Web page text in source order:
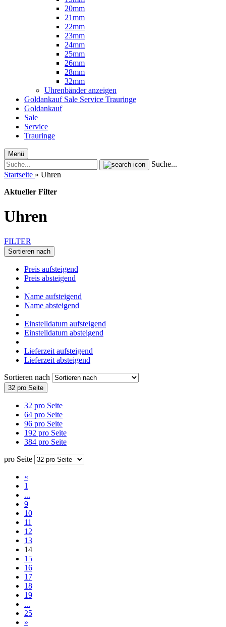
20mm
21mm
22mm
23mm
24mm
25mm
26mm
28mm
32mm
Uhrenbänder anzeigen
Goldankauf Sale Service Trauringe
Goldankauf
Sale
Service
Trauringe
Menü
Suche...
Startseite » Uhren
Aktueller Filter
Uhren
FILTER
Sortieren nach
Preis aufsteigend
Preis absteigend
Name aufsteigend
Name absteigend
Einstelldatum aufsteigend
Einstelldatum absteigend
Lieferzeit aufsteigend
Lieferzeit absteigend
Sortieren nach
32 pro Seite
32 pro Seite
64 pro Seite
96 pro Seite
192 pro Seite
384 pro Seite
pro Seite
«
1
...
9
10
11
12
13
14
15
16
17
18
19
...
25
»